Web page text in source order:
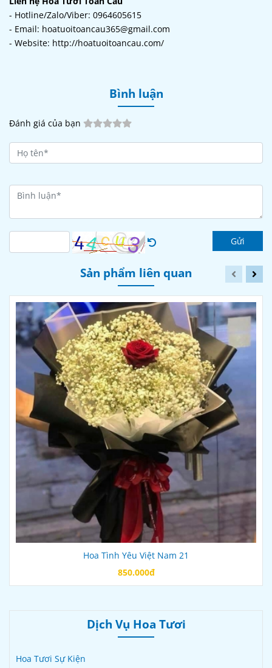
- Hotline/Zalo/Viber: 0964605615
- Email: hoatuoitoancau365@gmail.com
- Website: http://hoatuoitoancau.com/
Bình luận
Đánh giá của bạn
Gửi
Sản phẩm liên quan
Hoa Tình Yêu Việt Nam 21
850.000đ
Dịch Vụ Hoa Tươi
Hoa Tươi Sự Kiện